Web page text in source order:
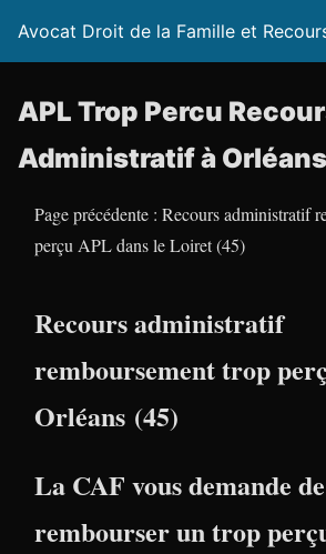
Avocat Droit de la Famille et
APL Trop Percu
Administratif à
Page précédente : Recours administratif
perçu APL dans le Loiret (45)
Recours administratif
remboursement trop
Orléans (45)
La CAF vous demande de
rembourser un trop